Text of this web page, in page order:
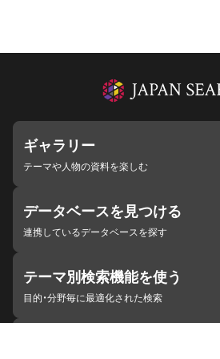
ギャラリー
テーマや人物の資料を楽しむ
データベースを見つける
連携しているデータベースを探す
テーマ別検索機能を使う
目的・分野毎に最適化された検索